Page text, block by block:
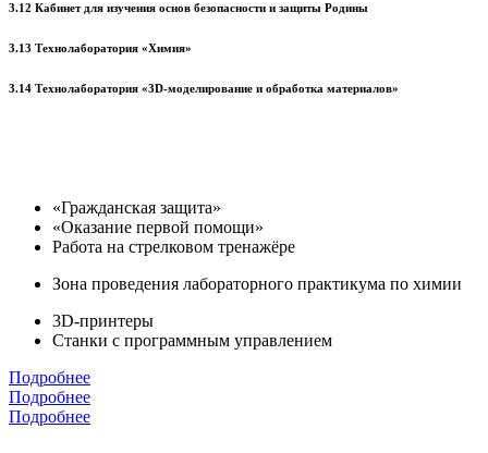
3.12 Кабинет для изучения основ безопасности и защиты Родины
3.13 Технолаборатория «Химия»
3.14 Технолаборатория «3D-моделирование и обработка материалов»
«Гражданская защита»
«Оказание первой помощи»
Работа на стрелковом тренажёре
Зона проведения лабораторного практикума по химии
3D-принтеры
Станки с программным управлением
Подробнее
Подробнее
Подробнее